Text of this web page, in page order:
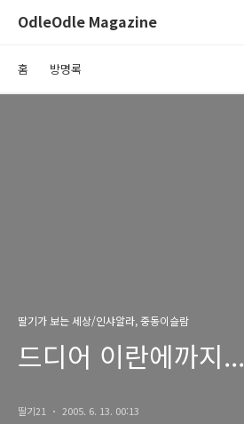
OdleOdle Magazine
홈 방명록
딸기가 보는 세상/인샤알라, 중동이슬람
드디어 이란에까지...
딸기21 2005. 6. 13. 00:13